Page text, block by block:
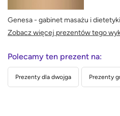
Genesa - gabinet masażu i dietetyki
Zobacz więcej prezentów tego
Polecamy ten prezent na:
Prezenty dla dwojga Prezenty